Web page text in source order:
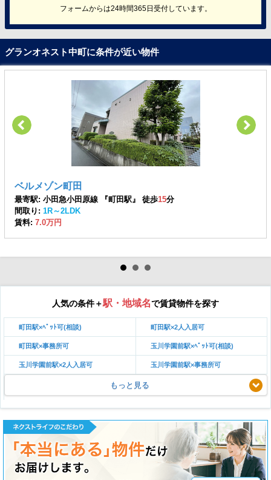
フォームからは24時間365日受付しています。
グランオネスト中町に条件が近い物件
ベルメゾン町田
最寄駅: 小田急小田原線 『町田駅』 徒歩15分
間取り: 1R～2LDK
賃料: 7.0万円
人気の条件＋駅・地域名で賃貸物件を探す
町田駅×ﾍﾟｯﾄ可(相談) 町田駅×2人入居可
町田駅×事務所可 玉川学園前駅×ﾍﾟｯﾄ可(相談)
玉川学園前駅×2人入居可 玉川学園前駅×事務所可
もっと見る